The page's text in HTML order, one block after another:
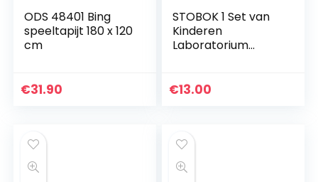
ODS 48401 Bing
speeltapijt 180 x 120
cm
€31.90
STOBOK 1 Set van
Kinderen
Laboratorium
Wetenschap Lab
€13.00